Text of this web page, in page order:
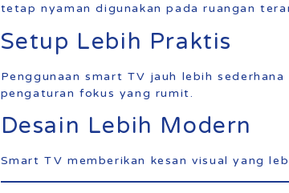
tetap nyaman digunakan pada ruangan
Setup Lebih Praktis
Penggunaan smart TV jauh lebih
pengaturan fokus yang rumit.
Desain Lebih Modern
Smart TV memberikan kesan visual yang